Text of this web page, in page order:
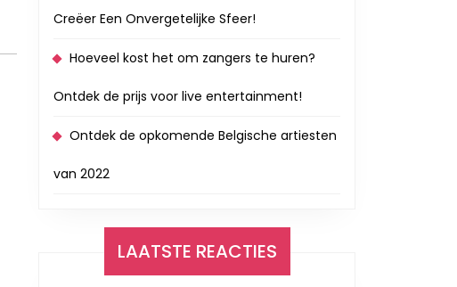
Creëer Een Onvergetelijke Sfeer!
Hoeveel kost het om zangers te huren?
Ontdek de prijs voor live entertainment!
Ontdek de opkomende Belgische artiesten
van 2022
LAATSTE REACTIES